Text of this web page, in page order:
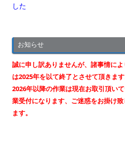
稿
ゲ
ー
シ
ョ
ン
した
お知らせ
誠に申し訳ありませんが、諸事情に
は2025年を以て終了とさせて頂きます
2026年以降の作業は現在お取引頂い
業受付になります、ご迷惑をお掛け
ます。